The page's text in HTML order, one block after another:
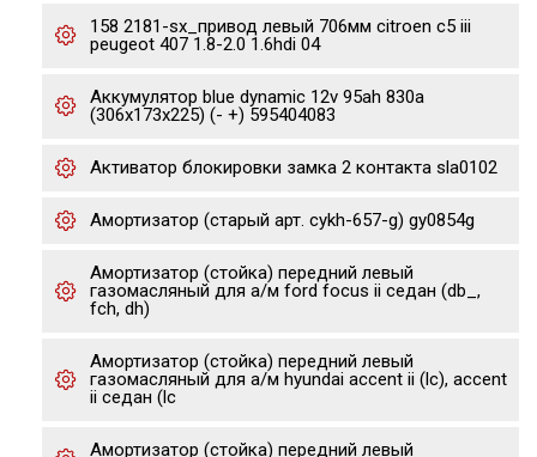
158 2181-sx_привод левый 706мм citroen c5 iii
peugeot 407 1.8-2.0 1.6hdi 04
Аккумулятор blue dynamic 12v 95ah 830а
(306x173x225) (- +) 595404083
Активатор блокировки замка 2 контакта sla0102
Амортизатор (старый арт. cykh-657-g) gy0854g
Амортизатор (стойка) передний левый
газомасляный для а/м ford focus ii седан (db_,
fch, dh)
Амортизатор (стойка) передний левый
газомасляный для а/м hyundai accent ii (lc), accent
ii седан (lc
Амортизатор (стойка) передний левый